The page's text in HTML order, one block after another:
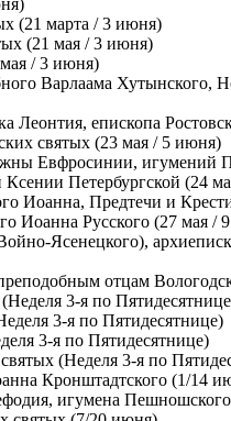
(21 марта / 3 июня)
(21 мая / 3 июня)
/ 3 июня)
Варлаама Хутынского,
Леонтия, епископа
святых (23 мая / 5 июня)
Евфросинии, игумений
Петербургской (24
Иоанна, Предтечи и
Иоанна Русского (27 мая /
Ясенецкого),
отцам
3-я по
3-я по Пятидесятнице)
3-я по Пятидесятнице)
(Неделя 3-я по
Кронштадтского (1/14
игумена